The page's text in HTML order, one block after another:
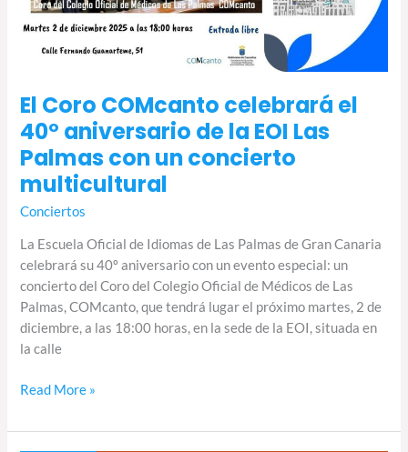
El Coro COMcanto celebrará el
40º aniversario de la EOI Las
Palmas con un concierto
multicultural
Conciertos
La Escuela Oficial de Idiomas de Las Palmas de Gran Canaria
celebrará su 40º aniversario con un evento especial: un
concierto del Coro del Colegio Oficial de Médicos de Las
Palmas, COMcanto, que tendrá lugar el próximo martes, 2 de
diciembre, a las 18:00 horas, en la sede de la EOI, situada en
la calle
de
Palmas
con
un
concierto
multicultural
Read More »